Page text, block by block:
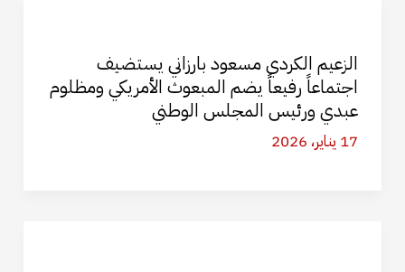
الزعيم الكردي مسعود بارزاني يستضيف
اجتماعاً رفيعاً يضم المبعوث الأمريكي ومظلوم
عبدي ورئيس المجلس الوطني
17 يناير، 2026